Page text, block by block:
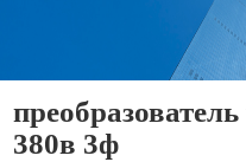
380в 3ф